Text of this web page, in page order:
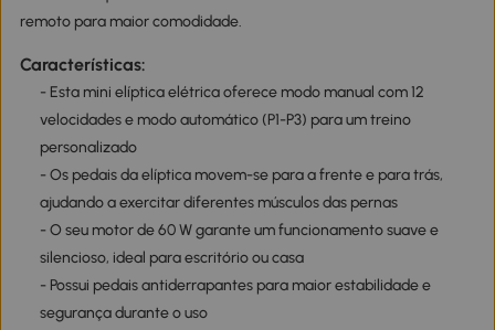
remoto para maior comodidade.
Características:
- Esta mini elíptica elétrica oferece modo manual com 12
velocidades e modo automático (P1-P3) para um treino
personalizado
- Os pedais da elíptica movem-se para a frente e para trás,
ajudando a exercitar diferentes músculos das pernas
- O seu motor de 60 W garante um funcionamento suave e
silencioso, ideal para escritório ou casa
- Possui pedais antiderrapantes para maior estabilidade e
segurança durante o uso